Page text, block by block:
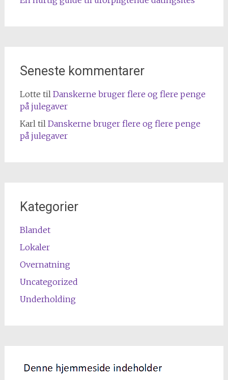
Seneste kommentarer
Lotte til Danskerne bruger flere og flere penge
på julegaver
Karltil Danskerne bruger flere og flere penge
på julegaver
Kategorier
Blandet
Lokaler
Overnatning
Uncategorized
Underholding